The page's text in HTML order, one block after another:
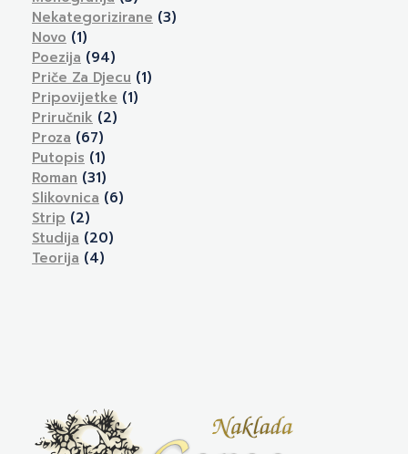
Nekategorizirane (3)
Novo (1)
Poezija (94)
Priče Za Djecu (1)
Pripovijetke (1)
Priručnik (2)
Proza (67)
Putopis (1)
Roman (31)
Slikovnica (6)
Strip (2)
Studija (20)
Teorija (4)